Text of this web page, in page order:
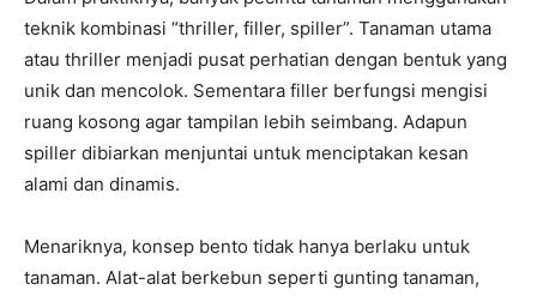
teknik kombinasi “thriller, filler, spiller”. Tanaman utama
atau thriller menjadi pusat perhatian dengan bentuk yang
unik dan mencolok. Sementara filler berfungsi mengisi
ruang kosong agar tampilan lebih seimbang. Adapun
spiller dibiarkan menjuntai untuk menciptakan kesan
alami dan dinamis.
Menariknya, konsep bento tidak hanya berlaku untuk
tanaman. Alat-alat berkebun seperti gunting tanaman,